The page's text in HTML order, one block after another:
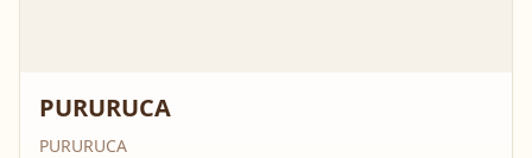
PURURUCA
PURURUCA